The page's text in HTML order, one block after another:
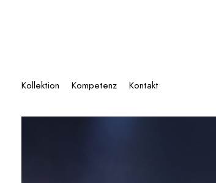
Kollektion Kompetenz Kontakt